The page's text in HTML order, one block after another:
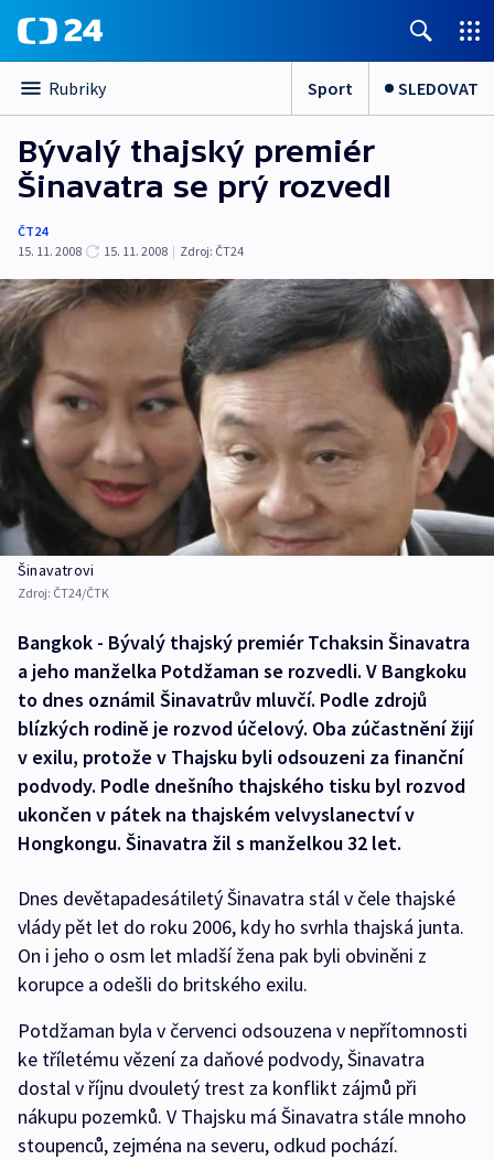
Rubriky Sport SLEDOVAT
Bývalý thajský premiér
Šinavatra se prý rozvedl
ČT24
15. 11. 2008
15. 11. 2008 | Zdroj: ČT24
Šinavatrovi
Zdroj: ČT24/ČTK
Bangkok - Bývalý thajský premiér Tchaksin Šinavatra
a jeho manželka Potdžaman se rozvedli. V Bangkoku
to dnes oznámil Šinavatrův mluvčí. Podle zdrojů
blízkých rodině je rozvod účelový. Oba zúčastnění žijí
v exilu, protože v Thajsku byli odsouzeni za finanční
podvody. Podle dnešního thajského tisku byl rozvod
ukončen v pátek na thajském velvyslanectví v
Hongkongu. Šinavatra žil s manželkou 32 let.
Dnes devětapadesátiletý Šinavatra stál v čele thajské
vlády pět let do roku 2006, kdy ho svrhla thajská junta.
On i jeho o osm let mladší žena pak byli obviněni z
korupce a odešli do britského exilu.
Potdžaman byla v červenci odsouzena v nepřítomnosti
ke tříletému vězení za daňové podvody, Šinavatra
dostal v říjnu dvouletý trest za konflikt zájmů při
nákupu pozemků. V Thajsku má Šinavatra stále mnoho
stoupenců, zejména na severu, odkud pochází.